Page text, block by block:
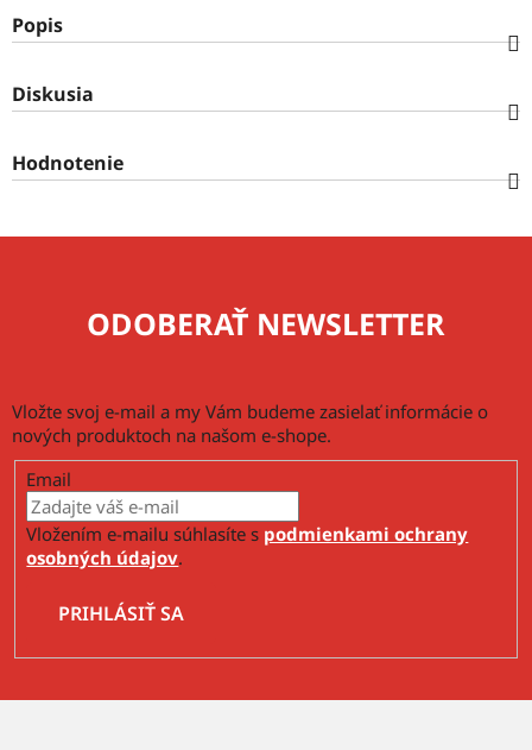
Popis
Diskusia
Hodnotenie
ODOBERAŤ NEWSLETTER
Vložte svoj e-mail a my Vám budeme zasielať informácie o
nových produktoch na našom e-shope.
Email
Vložením e-mailu súhlasíte s podmienkami ochrany
osobných údajov.
PRIHLÁSIŤ SA